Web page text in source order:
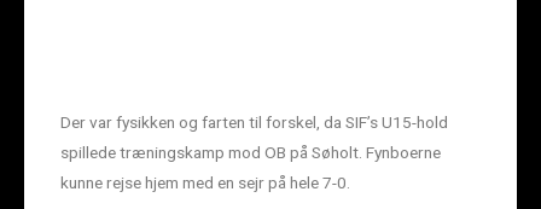
Der var fysikken og farten til forskel, da SIF’s U15-hold
spillede træningskamp mod OB på Søholt. Fynboerne
kunne rejse hjem med en sejr på hele 7-0.